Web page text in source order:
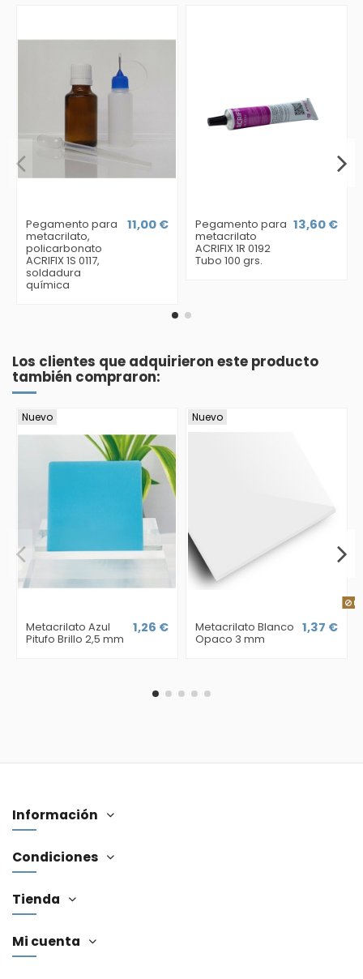
Pegamento para
metacrilato,
policarbonato
ACRIFIX 1S 0117,
soldadura
química
11,00 € Pegamento para
metacrilato
ACRIFIX 1R 0192
Tubo 100 grs.
13,60 €
Los clientes que adquirieron este producto
también compraron:
Nuevo
Metacrilato Azul
Pitufo Brillo 2,5 mm
1,26 €
Nuevo
Metacrilato Blanco
Opaco 3 mm
1,37 €
Información
Condiciones
Tienda
Mi cuenta